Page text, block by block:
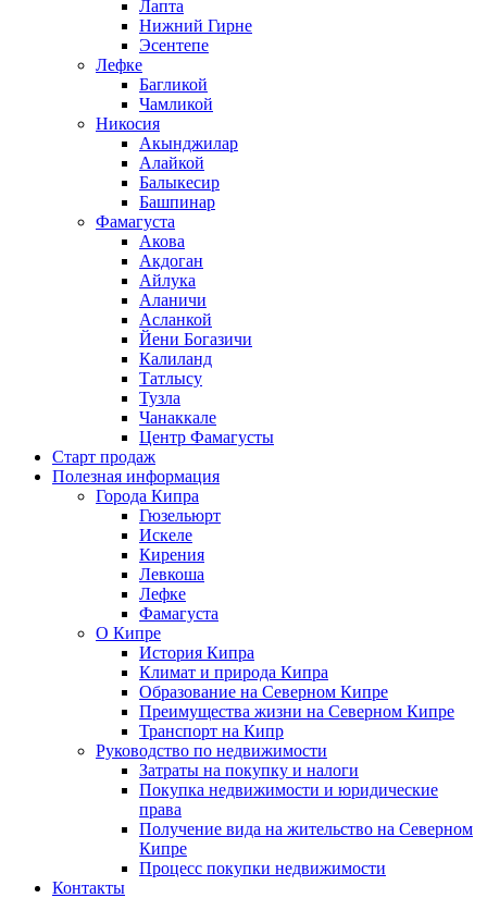
Лапта
Нижний Гирне
Эсентепе
Лефке
Багликой
Чамликой
Никосия
Акынджилар
Алайкой
Балыкесир
Башпинар
Фамагуста
Акова
Акдоган
Айлука
Аланичи
Асланкой
Йени Богазичи
Калиланд
Татлысу
Тузла
Чанаккале
Центр Фамагусты
Старт продаж
Полезная информация
Города Кипра
Гюзельюрт
Искеле
Кирения
Левкоша
Лефке
Фамагуста
О Кипре
История Кипра
Климат и природа Кипра
Образование на Северном Кипре
Преимущества жизни на Северном Кипре
Транспорт на Кипр
Руководство по недвижимости
Затраты на покупку и налоги
Покупка недвижимости и юридические
права
Получение вида на жительство на Северном
Кипре
Процесс покупки недвижимости
Контакты